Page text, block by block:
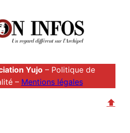
Yujo – Politique de
– Mentions légales
⬆︎